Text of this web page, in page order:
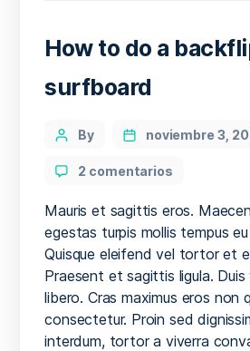
How to do a
surfboard
Categories
PostBy noviembre 3,
2 comentarios
to
do
backflip
on
a
surfboard
Mauris et sagittis eros.
egestas turpis mollis tempus eu
Quisque eleifend vel tortor et
Praesent et sagittis ligula.
libero. Cras maximus eros non
consectetur. Proin sed
interdum, tortor a viverra